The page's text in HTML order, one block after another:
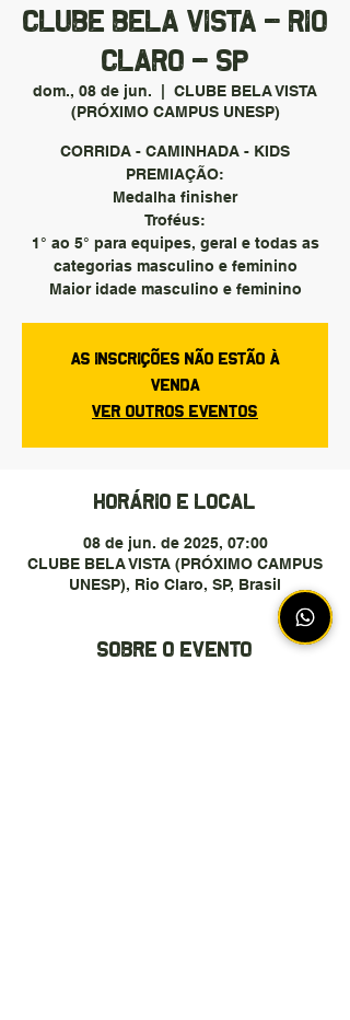
CLUBE BELA VISTA - RIO
CLARO - SP
dom., 08 de jun.
CLUBE BELA VISTA
(PRÓXIMO CAMPUS UNESP)
CORRIDA - CAMINHADA - KIDS
PREMIAÇÃO:
Medalha finisher
Troféus:
1° ao 5° para equipes, geral e todas as
categorias masculino e feminino
Maior idade masculino e feminino
As inscrições não estão à
venda
Ver outros eventos
Horário e local
08 de jun. de 2025, 07:00
CLUBE BELA VISTA (PRÓXIMO CAMPUS
UNESP), Rio Claro, SP, Brasil
Sobre o evento